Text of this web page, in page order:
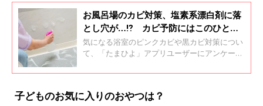
お風呂場のカビ対策、塩素系漂白剤に落
とし穴が…⁉ カビ予防にはこのひと手
間が大事！
気になる浴室のピンクカビや黒カビ対策につい
て、「たまひよ」アプリユーザーにアンケート
リーニング講師の本橋ひろえさんに教えてもら
子どものお気に入りのおやつは？